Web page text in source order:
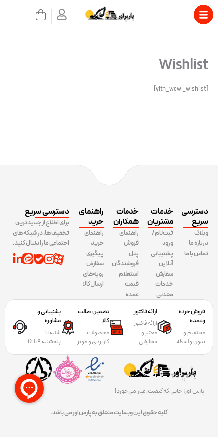
پرش
محتوا
سبد
خرید
Wishlist
[yith_wcwl_wishlist]
دسترسی
سریع
وبلاگ
درباره ما
تماس با ما
خدمات
مشتریان
ثبت نام /
ورود
پشتیبانی
آنلاین
سفارش
خدمات
معدنی
خدمات
همکاران
راهنمای
فروش
پنل
فروشندگان
استعلام
قیمت
عمده
راهنمای
خرید
راهنمای
خرید
پیگیری
سفارش
رویه‌های
ارسال کالا
دسترسی سریع
برای اطلاع از جدیدترین
تخفیف ها، در شبکه های
اجتماعی ما را دنبال کنید.
فروش خرده
وعمده
مستقیم و
بدون واسطه
ارائه فاکتور
ارائه فاکتور
معتبر و
سفارشی
تضمین اصالت
کالا
محصولات
کاربردی و موثر
پشتیبانی و
مشاوره
شنبه تا
پنجشنبه 9 تا 16
پارس اور؛ جایی که کیفیت، عیار می‌خورد!
کلیه حقوق این وبسایت متعلق به پارس‌اور می باشد.